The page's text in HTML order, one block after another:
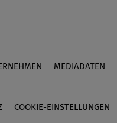
MEDIADATEN
COOKIE-EINSTELLUNGEN